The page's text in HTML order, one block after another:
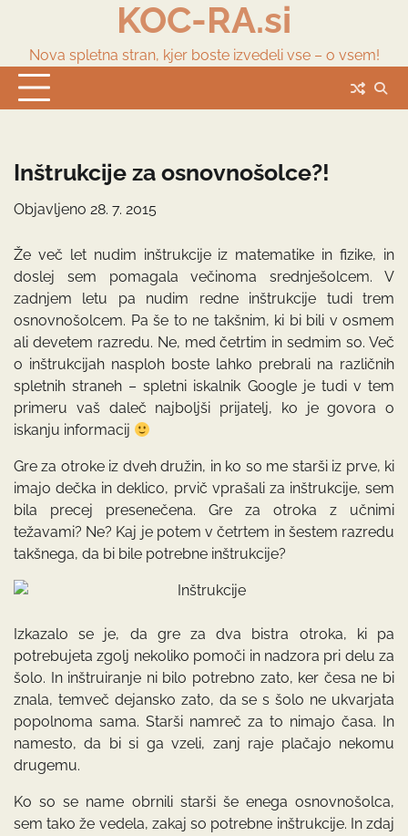
content
KOC-RA.si
Nova spletna stran, kjer boste izvedeli vse – o vsem!
Inštrukcije za osnovnošolce?!
Objavljeno 28. 7. 2015
Že več let nudim inštrukcije iz matematike in fizike, in
doslej sem pomagala večinoma srednješolcem. V
zadnjem letu pa nudim redne inštrukcije tudi trem
osnovnošolcem. Pa še to ne takšnim, ki bi bili v osmem
ali devetem razredu. Ne, med četrtim in sedmim so. Več
o inštrukcijah nasploh boste lahko prebrali na različnih
spletnih straneh – spletni iskalnik Google je tudi v tem
primeru vaš daleč najboljši prijatelj, ko je govora o
iskanju informacij
Gre za otroke iz dveh družin, in ko so me starši iz prve, ki
imajo dečka in deklico, prvič vprašali za inštrukcije, sem
bila precej presenečena. Gre za otroka z učnimi
težavami? Ne? Kaj je potem v četrtem in šestem razredu
takšnega, da bi bile potrebne inštrukcije?
Izkazalo se je, da gre za dva bistra otroka, ki pa
potrebujeta zgolj nekoliko pomoči in nadzora pri delu za
šolo. In inštruiranje ni bilo potrebno zato, ker česa ne bi
znala, temveč dejansko zato, da se s šolo ne ukvarjata
popolnoma sama. Starši namreč za to nimajo časa. In
namesto, da bi si ga vzeli, zanj raje plačajo nekomu
drugemu.
Ko so se name obrnili starši še enega osnovnošolca,
sem tako že vedela, zakaj so potrebne inštrukcije. In zdaj